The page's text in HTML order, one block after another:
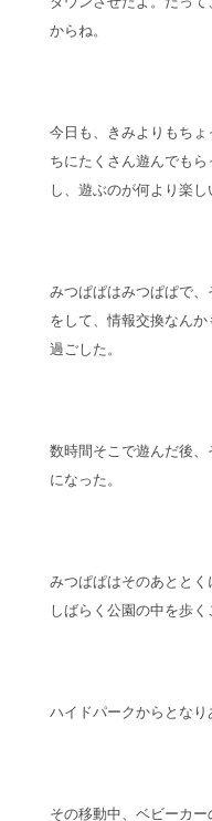
からね。
今日も、きみよりもち
ちにたくさん遊んでも
し、遊ぶのが何より楽し
みつぱぱはみつぱぱで
をして、情報交換なん
過ごした。
数時間そこで遊んだ後
になった。
みつぱぱはそのあととく
しばらく公園の中を歩く
ハイドパークからとなり
その移動中、ベビーカ